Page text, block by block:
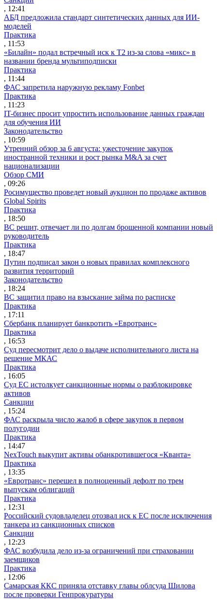
, 12:41
АБД предложила стандарт синтетических данных для ИИ-
моделей
Практика
, 11:53
«Билайн» подал встречный иск к Т2 из-за слова «микс» в
названии бренда мультиподписки
Практика
, 11:44
ФАС запретила наружную рекламу Fonbet
Практика
, 11:23
IT-бизнес просит упростить использование данных граждан
для обучения ИИ
Законодательство
, 10:59
Утренний обзор за 6 августа: ужесточение закупок
иностранной техники и рост рынка M&A за счет
национализации
Обзор СМИ
, 09:26
Росимущество проведет новый аукцион по продаже активов
Global Spirits
Практика
, 18:50
ВС решит, отвечает ли по долгам брошенной компании новый
руководитель
Практика
, 18:47
Путин подписал закон о новых правилах комплексного
развития территорий
Законодательство
, 18:24
ВС защитил право на взыскание займа по расписке
Практика
, 17:11
Сбербанк планирует банкротить «Евротранс»
Практика
, 16:53
Суд пересмотрит дело о выдаче исполнительного листа на
решение МКАС
Практика
, 16:05
Суд ЕС истолкует санкционные нормы о разблокировке
активов
Санкции
, 15:24
ФАС раскрыла число жалоб в сфере закупок в первом
полугодии
Практика
, 14:47
NexTouch выкупит активы обанкротившегося «Кванта»
Практика
, 13:35
«Евротранс» перешел в полноценный дефолт по трем
выпускам облигаций
Практика
, 12:31
Российский судовладелец отозвал иск к ЕС после исключения
танкера из санкционных списков
Санкции
, 12:23
ФАС возбудила дело из-за ограничений при страховании
заемщиков
Практика
, 12:06
Самарская ККС приняла отставку главы облсуда Шилова
после проверки Генпрокуратуры